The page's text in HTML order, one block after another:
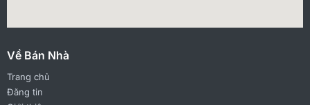
Về Bán Nhà
Trang chủ
Đăng tin